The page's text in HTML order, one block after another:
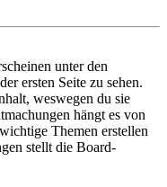
unter den
ersten Seite zu sehen.
weswegen du sie
hängt es von
Themen erstellen
stellt die Board-